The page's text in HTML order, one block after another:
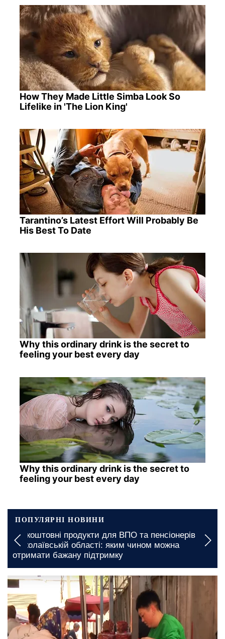
How They Made Little Simba Look So
Lifelike in 'The Lion King'
Tarantino’s Latest Effort Will Probably Be
His Best To Date
Why this ordinary drink is the secret to
feeling your best every day
Why this ordinary drink is the secret to
feeling your best every day
ПОПУЛЯРНІ НОВИНИ
продукти для ВПО та пенсіонерів у
області: яким чином можна
бажану підтримку
12 травня, 21:00